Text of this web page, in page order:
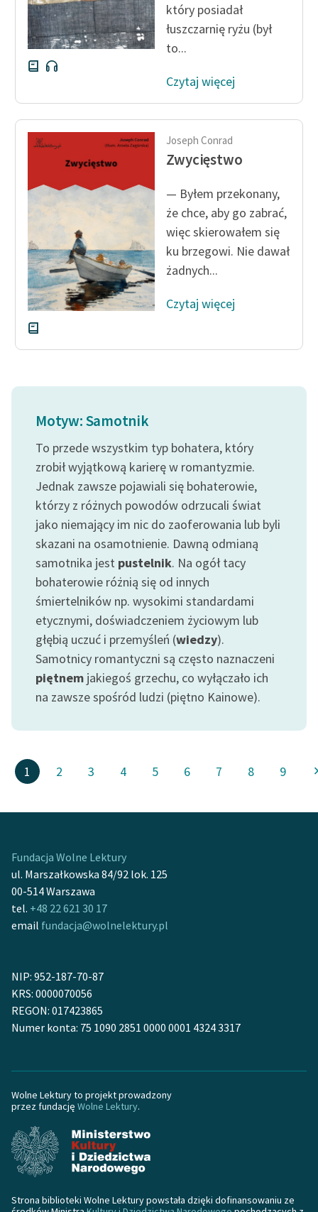
który posiadał
łuszczarnię ryżu (był
to...
Czytaj więcej
Joseph Conrad
Zwycięstwo
— Byłem przekonany,
że chce, aby go zabrać,
więc skierowałem się
ku brzegowi. Nie dawał
żadnych...
Czytaj więcej
Motyw: Samotnik
To przede wszystkim typ bohatera, który
zrobił wyjątkową karierę w romantyzmie.
Jednak zawsze pojawiali się bohaterowie,
którzy z różnych powodów odrzucali świat
jako niemający im nic do zaoferowania lub byli
skazani na osamotnienie. Dawną odmianą
samotnika jest pustelnik. Na ogół tacy
bohaterowie różnią się od innych
śmiertelników np. wysokimi standardami
etycznymi, doświadczeniem życiowym lub
głębią uczuć i przemyśleń (wiedzy).
Samotnicy romantyczni są często naznaczeni
piętnem jakiegoś grzechu, co wyłączało ich
na zawsze spośród ludzi (piętno Kainowe).
1 2 3 4 5 6 7 8 9
Fundacja Wolne Lektury
ul. Marszałkowska 84/92 lok. 125
00-514 Warszawa
tel. +48 22 621 30 17
email fundacja@wolnelektury.pl
NIP: 952-187-70-87
KRS: 0000070056
REGON: 017423865
Numer konta: 75 1090 2851 0000 0001 4324 3317
Wolne Lektury to projekt prowadzony
przez fundację Wolne Lektury.
Strona biblioteki Wolne Lektury powstała dzięki dofinansowaniu ze